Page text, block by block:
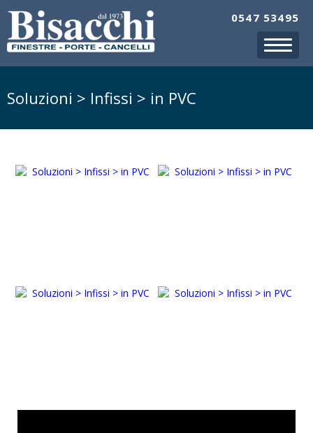
0547 53495
Soluzioni > Infissi > in PVC